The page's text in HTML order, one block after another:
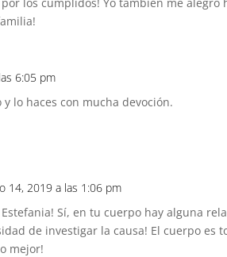
6:05 pm
lo haces con mucha devoción.
14, 2019 a las 1:06 pm
Sí, en tu cuerpo hay alguna
de investigar la causa! El cuerpo es
mejor!